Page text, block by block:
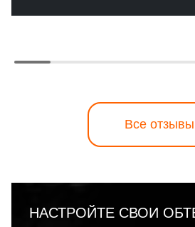
Все отзывы
НАСТРОЙТЕ СВОИ